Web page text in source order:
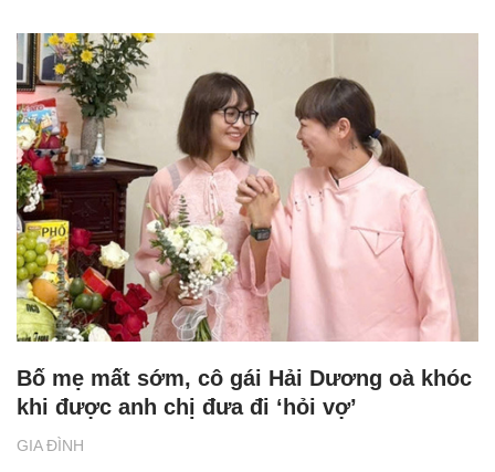
GIA ĐÌNH
Bố mẹ mất sớm, cô gái Hải Dương oà khóc
khi được anh chị đưa đi ‘hỏi vợ’